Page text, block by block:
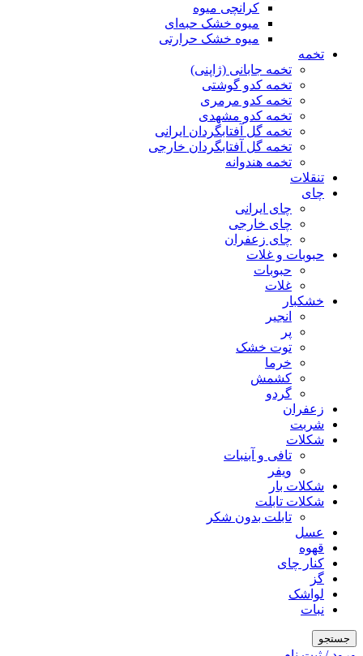
کرانچی میوه
میوه خشک حبه‌ای
میوه خشک حرارتی
تخمه
تخمه جابانی (ژاپنی)
تخمه کدو گوشتی
تخمه کدو مرمری
تخمه کدو مشهدی
تخمه گل آفتابگردان ایرانی
تخمه گل آفتابگردان خارجی
تخمه هندوانه
تنقلات
چای
چای ایرانی
چای خارجی
چای زعفران
حبوبات و غلات
حبوبات
غلات
خشکبار
انجیر
پر
توت خشک
خرما
کشمش
گردو
زعفران
شربت
شکلات
تافی و آبنبات
ویفر
شکلات بار
شکلات تابلت
تابلت بدون شکر
عسل
قهوه
کنار چای
گز
لواشک
نبات
جستجو